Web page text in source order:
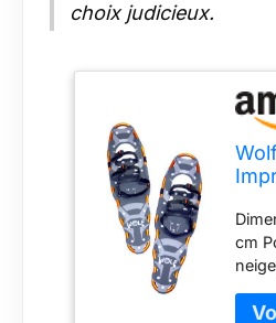
choix judicieux.
cm